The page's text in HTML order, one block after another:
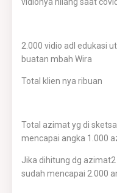
2.000 vidio adl edukasi
buatan mbah Wira
Total klien nya ribuan
Total azimat yg di
mencapai angka 1.000
Jika dihitung dg
sudah mencapai 2.000